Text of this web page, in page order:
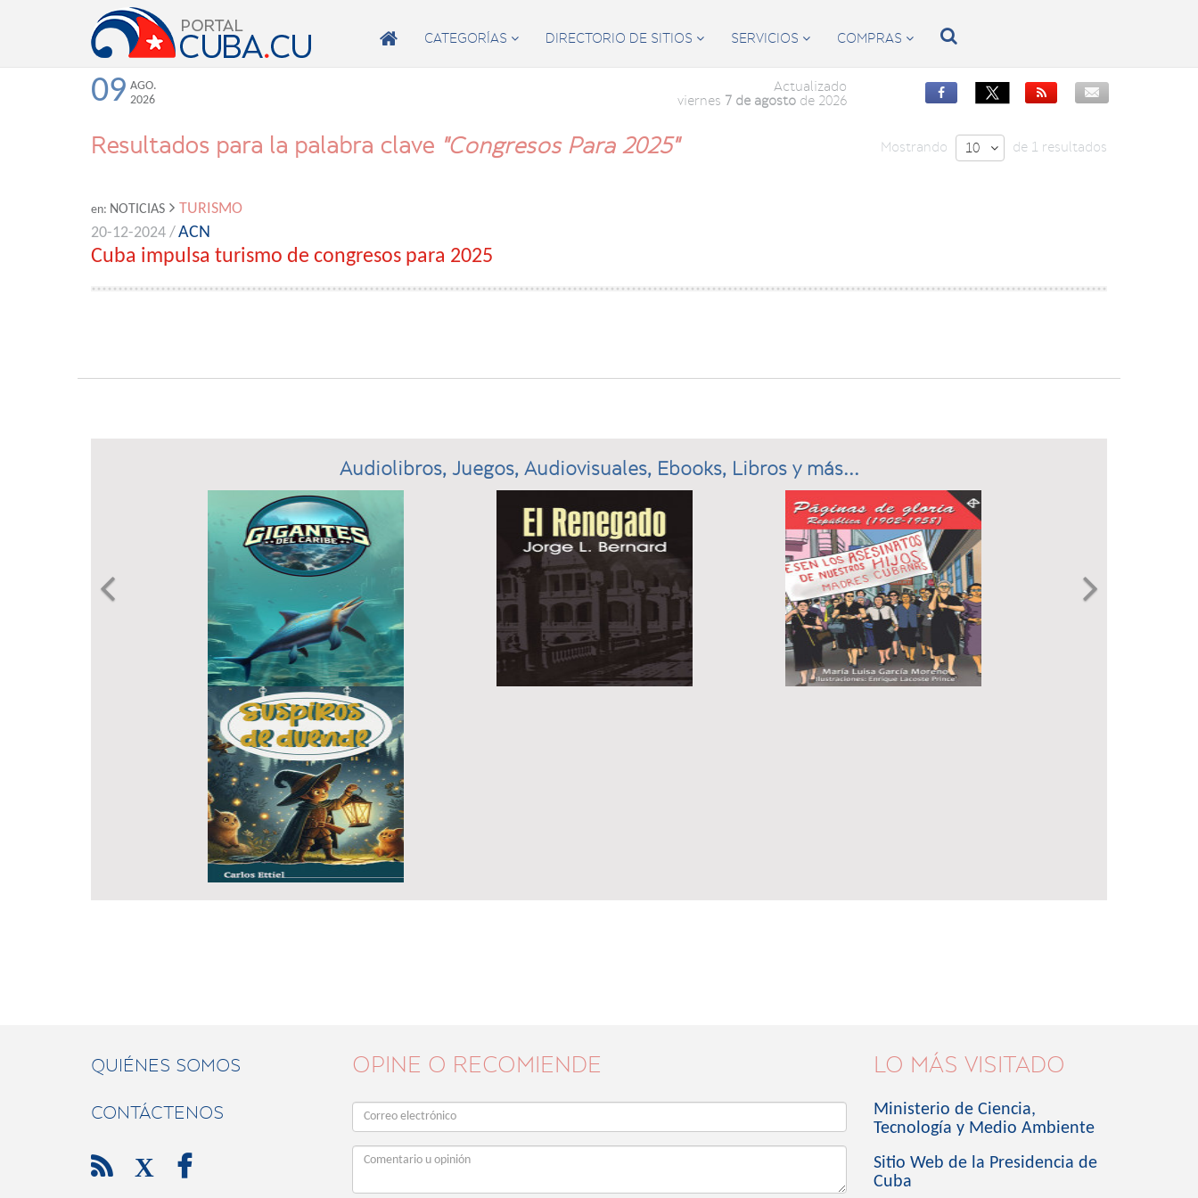
 CATEGORÍAS  DIRECTORIO DE SITIOS  SERVICIOS  COMPRAS  
09 AGO.
2026
Actualizado
viernes 7 de agostode 2026


Resultados para la palabra clave "congresos Para 2025" Mostrando 10  de 1 resultados
en: NOTICIAS
TURISMO
20-12-2024 /ACN
Cuba impulsa turismo de congresos para 2025
Audiolibros, Juegos, Audiovisuales, Ebooks, Libros y más...
Previous 
QUIÉNES SOMOS
CONTÁCTENOS
 X 
OPINE O RECOMIENDE LO MÁS VISITADO
Ministerio de Ciencia,
Tecnología y Medio Ambiente
Sitio Web de la Presidencia de
Cuba